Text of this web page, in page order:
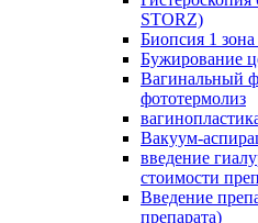
STORZ)
Биопсия 1
Бужирование
Вагинальный
фототермолиз
Вакуум-
введение
стоимости
Введение
препарата)